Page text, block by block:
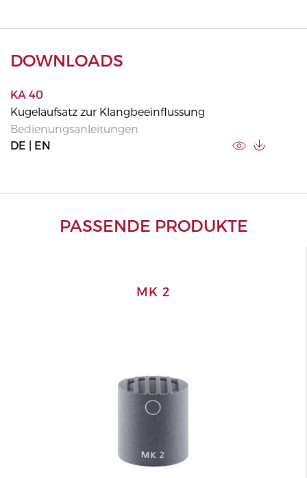
DOWNLOADS
KA 40
Kugelaufsatz zur Klangbeeinflussung
Bedienungsanleitungen
DE | EN
PASSENDE PRODUKTE
MK 2